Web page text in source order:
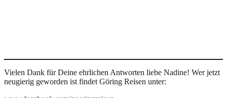
Vielen Dank für Deine ehrlichen Antworten liebe Nadine! Wer jetzt
neugierig geworden ist findet Göring Reisen unter: